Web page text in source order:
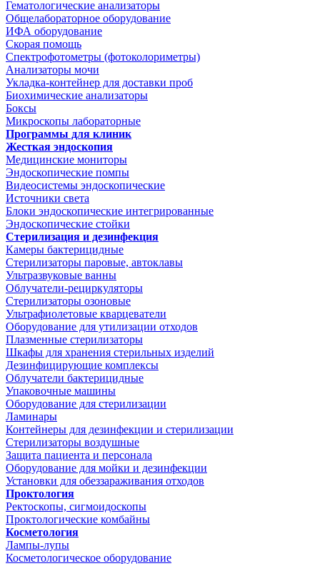
Гематологические анализаторы
Общелабораторное оборудование
ИФА оборудование
Скорая помощь
Спектрофотометры (фотоколориметры)
Анализаторы мочи
Укладка-контейнер для доставки проб
Биохимические анализаторы
Боксы
Микроскопы лабораторные
Программы для клиник
Жесткая эндоскопия
Медицинские мониторы
Эндоскопические помпы
Видеосистемы эндоскопические
Источники света
Блоки эндоскопические интегрированные
Эндоскопические стойки
Стерилизация и дезинфекция
Камеры бактерицидные
Стерилизаторы паровые, автоклавы
Ультразвуковые ванны
Облучатели-рециркуляторы
Стерилизаторы озоновые
Ультрафиолетовые кварцеватели
Оборудование для утилизации отходов
Плазменные стерилизаторы
Шкафы для хранения стерильных изделий
Дезинфицирующие комплексы
Облучатели бактерицидные
Упаковочные машины
Оборудование для стерилизации
Ламинары
Контейнеры для дезинфекции и стерилизации
Стерилизаторы воздушные
Защита пациента и персонала
Оборудование для мойки и дезинфекции
Установки для обеззараживания отходов
Проктология
Ректоскопы, сигмоидоскопы
Проктологические комбайны
Косметология
Лампы-лупы
Косметологическое оборудование